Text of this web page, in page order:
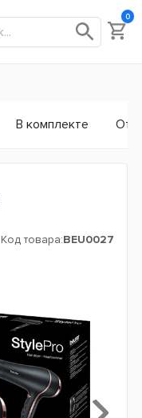
0
В комплекте
Код товара:BEU0027